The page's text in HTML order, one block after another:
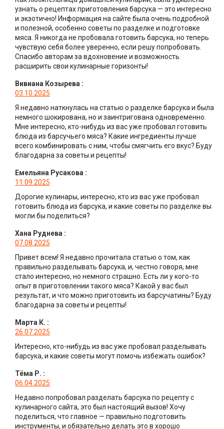
узнать о рецептах приготовления барсука — это интересно
и экзотично! Информация на сайте была очень подробной
и полезной, особенно советы по разделке и подготовке
мяса. Я никогда не пробовала готовить барсука, но теперь
чувствую себя более уверенно, если решу попробовать.
Спасибо авторам за вдохновение и возможность
расширить свои кулинарные горизонты!
Вивиана Козырева :
03.10.2025
Я недавно наткнулась на статью о разделке барсука и была
немного шокирована, но и заинтригована одновременно.
Мне интересно, кто-нибудь из вас уже пробовал готовить
блюда из барсучьего мяса? Какие ингредиенты лучше
всего комбинировать с ним, чтобы смягчить его вкус? Буду
благодарна за советы и рецепты!
Емельяна Русакова :
11.09.2025
Дорогие кулинары, интересно, кто из вас уже пробовал
готовить блюда из барсука, и какие советы по разделке вы
могли бы поделиться?
Хана Руднева :
07.08.2025
Привет всем! Я недавно прочитала статью о том, как
правильно разделывать барсука, и, честно говоря, мне
стало интересно, но немного страшно. Есть ли у кого-то
опыт в приготовлении такого мяса? Какой у вас был
результат, и что можно приготовить из барсучатины? Буду
благодарна за советы и рецепты!
Марта К. :
26.07.2025
Интересно, кто-нибудь из вас уже пробовал разделывать
барсука, и какие советы могут помочь избежать ошибок?
Тёма Р. :
06.04.2025
Недавно попробовал разделать барсука по рецепту с
кулинарного сайта, это был настоящий вызов! Хочу
поделиться, что главное — правильно подготовить
инструменты, и обязательно делать это в хорошо